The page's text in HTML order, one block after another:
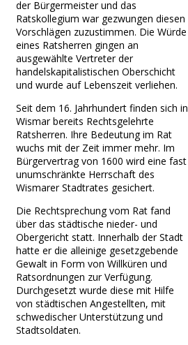
der Bürgermeister und das
Ratskollegium war gezwungen diesen
Vorschlägen zuzustimmen. Die Würde
eines Ratsherren gingen an
ausgewählte Vertreter der
handelskapitalistischen Oberschicht
und wurde auf Lebenszeit verliehen.
Seit dem 16. Jahrhundert finden sich in
Wismar bereits Rechtsgelehrte
Ratsherren. Ihre Bedeutung im Rat
wuchs mit der Zeit immer mehr. Im
Bürgervertrag von 1600 wird eine fast
unumschränkte Herrschaft des
Wismarer Stadtrates gesichert.
Die Rechtsprechung vom Rat fand
über das städtische nieder- und
Obergericht statt. Innerhalb der Stadt
hatte er die alleinige gesetzgebende
Gewalt in Form von Willküren und
Ratsordnungen zur Verfügung.
Durchgesetzt wurde diese mit Hilfe
von städtischen Angestellten, mit
schwedischer Unterstützung und
Stadtsoldaten.